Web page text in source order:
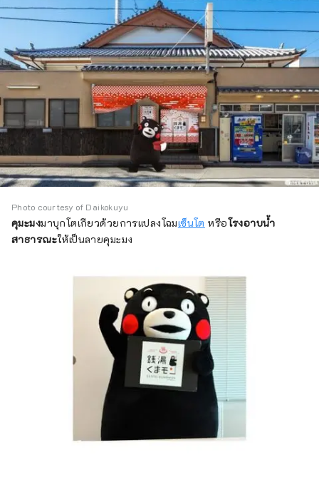
Photo courtesy of Daikokuyu
คุมะมงมาบุกโตเกียวด้วยการแปลงโฉมเซ็นโต หรือโรงอาบน้ำ
สาธารณะให้เป็นลายคุมะมง